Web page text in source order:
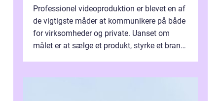
Professionel videoproduktion er blevet en af
de vigtigste måder at kommunikere på både
for virksomheder og private. Uanset om
målet er at sælge et produkt, styrke et brand,